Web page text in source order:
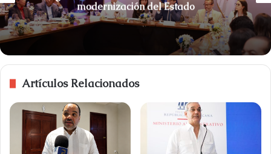
modernización del Estado
Artículos Relacionados